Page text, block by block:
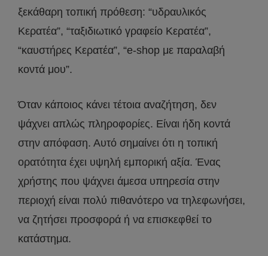
ξεκάθαρη τοπική πρόθεση: “υδραυλικός
Κερατέα”, “ταξιδιωτικό γραφείο Κερατέα”,
“καυστήρες Κερατέα”, “e-shop με παραλαβή
κοντά μου”.
Όταν κάποιος κάνει τέτοια αναζήτηση, δεν
ψάχνει απλώς πληροφορίες. Είναι ήδη κοντά
στην απόφαση. Αυτό σημαίνει ότι η τοπική
ορατότητα έχει υψηλή εμπορική αξία. Ένας
χρήστης που ψάχνει άμεσα υπηρεσία στην
περιοχή είναι πολύ πιθανότερο να τηλεφωνήσει,
να ζητήσει προσφορά ή να επισκεφθεί το
κατάστημα.